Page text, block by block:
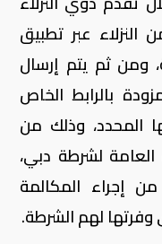
النزلاء عبر تطبيق
ومن ثم يتم إرسال
بالرابط الخاص
المحدد، وذلك من
العامة لشرطة دبي،
من إجراء المكالمة
وفرتها لهم الشرطة.